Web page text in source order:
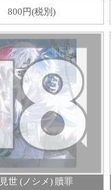
800円(税別)
世 (ノシメ) 贖罪